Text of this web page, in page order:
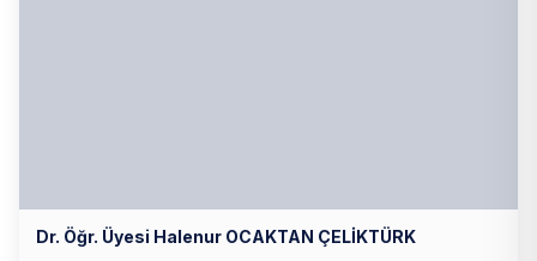
Dr. Öğr. Üyesi Halenur OCAKTAN ÇELİKTÜRK